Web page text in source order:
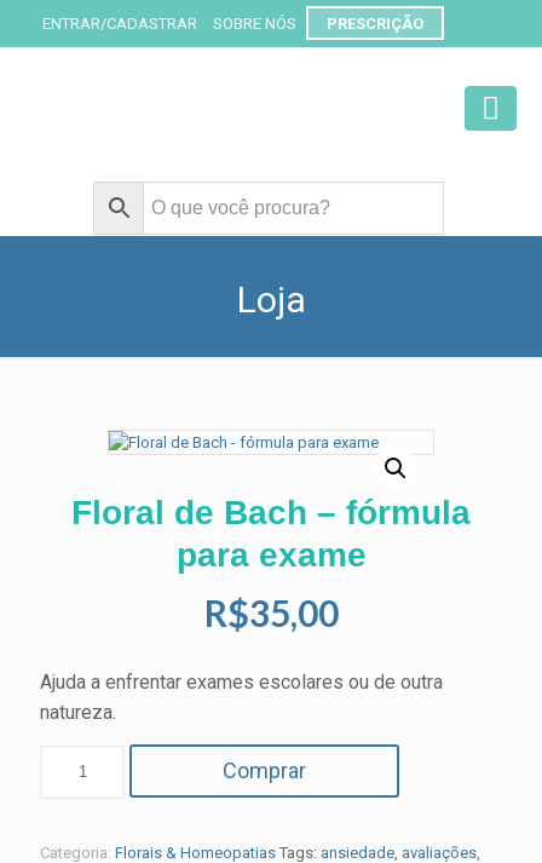
ENTRAR/CADASTRAR SOBRE NÓS PRESCRIÇÃO
Loja
Floral de Bach – fórmula
para exame
R$35,00
Ajuda a enfrentar exames escolares ou de outra
natureza.
Comprar
Categoria: Florais & Homeopatias Tags: ansiedade, avaliações,